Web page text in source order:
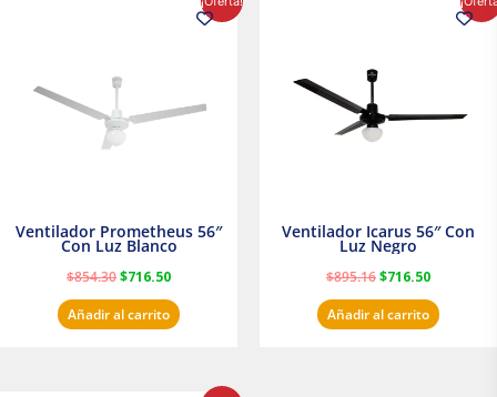
Ventilador Prometheus 56″
Con Luz Blanco
$854.30$716.50
precio
actual
Añadir al carrito
Ventilador Icarus 56″ Con
Luz Negro
$895.16$716.50
precio
actual
Añadir al carrito